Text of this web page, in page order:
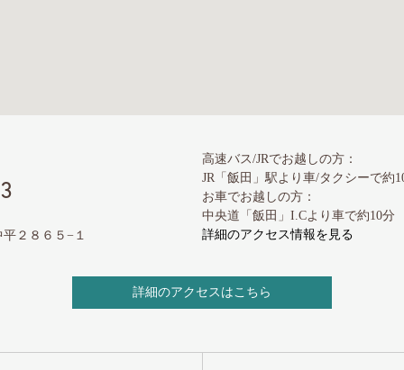
２８６５−１
高速バス/JRでお越しの方：
JR「飯田」駅より車/タクシーで約
お車でお越しの方：
中央道「飯田」I.Cより車で約10分
詳細のアクセス情報を見る
詳細のアクセスはこちら